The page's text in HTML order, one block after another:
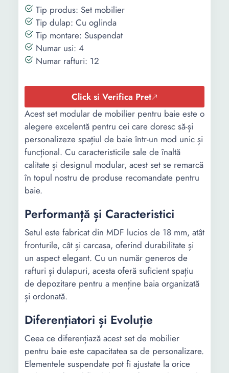
Tip produs: Set mobilier
Tip dulap: Cu oglinda
Tip montare: Suspendat
Numar usi: 4
Numar rafturi: 12
Click si Verifica Pret
Acest set modular de mobilier pentru baie este o
alegere excelentă pentru cei care doresc să-și
personalizeze spațiul de baie într-un mod unic și
funcțional. Cu caracteristicile sale de înaltă
calitate și designul modular, acest set se remarcă
în topul nostru de produse recomandate pentru
baie.
Performanță și Caracteristici
Setul este fabricat din MDF lucios de 18 mm, atât
fronturile, cât și carcasa, oferind durabilitate și
un aspect elegant. Cu un număr generos de
rafturi și dulapuri, acesta oferă suficient spațiu
de depozitare pentru a menține baia organizată
și ordonată.
Diferențiatori și Evoluție
Ceea ce diferențiază acest set de mobilier
pentru baie este capacitatea sa de personalizare.
Elementele suspendate pot fi ajustate la orice